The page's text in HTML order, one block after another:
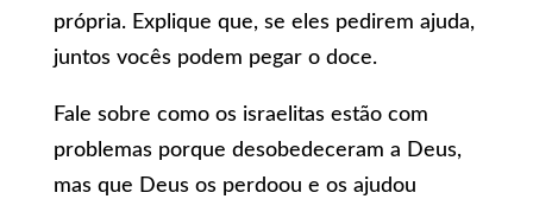
própria. Explique que, se eles pedirem ajuda,
juntos vocês podem pegar o doce.
Fale sobre como os israelitas estão com
problemas porque desobedeceram a Deus,
mas que Deus os perdoou e os ajudou